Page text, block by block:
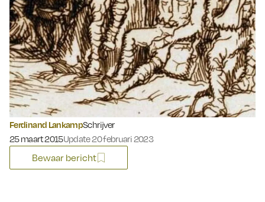
Ferdinand LankampSchrijver
Gepubliceerd op:
25 maart 2015Update 20 februari 2023
Bewaar bericht